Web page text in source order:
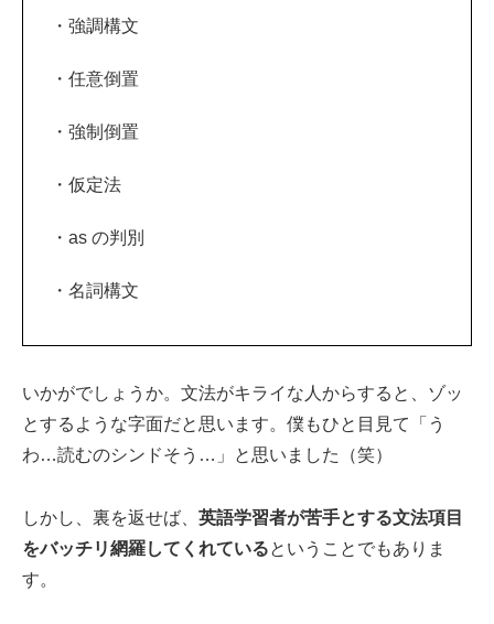
・強調構文
・任意倒置
・強制倒置
・仮定法
・as の判別
・名詞構文
いかがでしょうか。文法がキライな人からすると、ゾッ
とするような字面だと思います。僕もひと目見て「う
わ…読むのシンドそう…」と思いました（笑）
しかし、裏を返せば、 英語学習者が苦手とする文法項目
をバッチリ網羅してくれているということでもありま
す。